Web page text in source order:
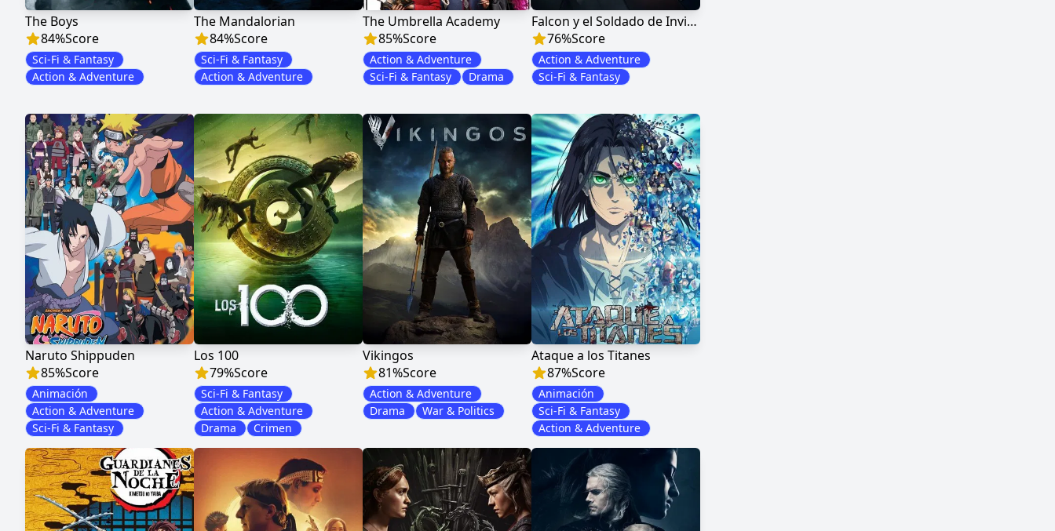
The Boys
84%Score
Sci-Fi & Fantasy
Action & Adventure
The Mandalorian
84%Score
Sci-Fi & Fantasy
Action & Adventure
The Umbrella Academy
85%Score
Action & Adventure
Sci-Fi & Fantasy
Drama
Falcon y el Soldado de Invierno
76%Score
Action & Adventure
Sci-Fi & Fantasy
Naruto Shippuden
85%Score
Animación
Action & Adventure
Sci-Fi & Fantasy
Los 100
79%Score
Sci-Fi & Fantasy
Action & Adventure
Drama
Crimen
Vikingos
81%Score
Action & Adventure
Drama
War & Politics
Ataque a los Titanes
87%Score
Animación
Sci-Fi & Fantasy
Action & Adventure